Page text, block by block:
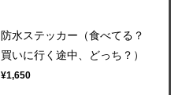
防水ステッカー（食べてる？
買いに行く途中、どっち？）
¥1,650